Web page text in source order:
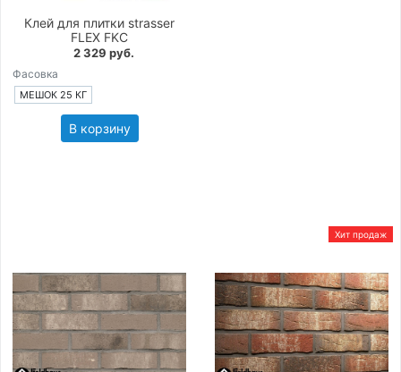
Клей для плитки strasser
FLEX FKC
2 329 руб.
Фасовка
МЕШОК 25 КГ
В корзину
Хит продаж